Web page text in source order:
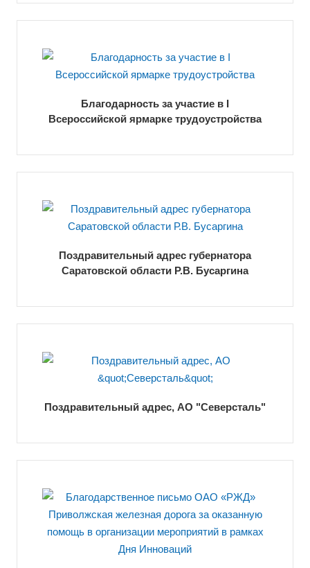
Благодарность за участие в I
Всероссийской ярмарке трудоустройства
Поздравительный адрес губернатора
Саратовской области Р.В. Бусаргина
Поздравительный адрес, АО "Северсталь"